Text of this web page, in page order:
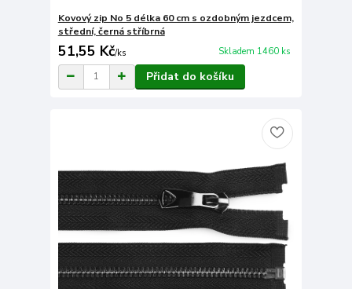
Kovový zip No 5 délka 60 cm s ozdobným jezdcem,
střední, černá stříbrná
51,55 Kč/ks Skladem 1460 ks
Přidat do košíku